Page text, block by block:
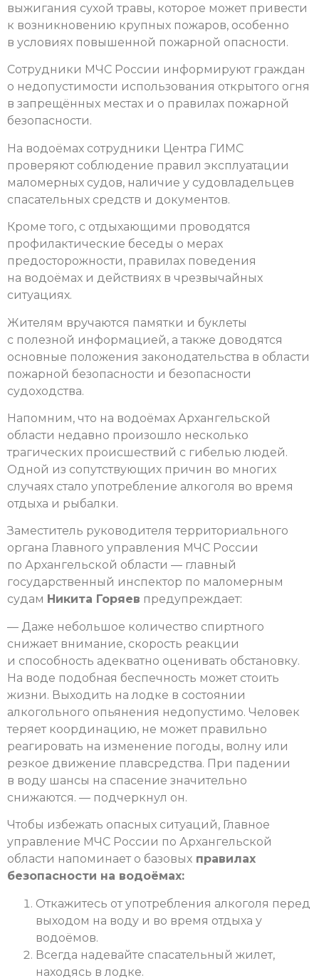
выжигания сухой травы, которое может привести
к возникновению крупных пожаров, особенно
в условиях повышенной пожарной опасности.
Сотрудники МЧС России информируют граждан
о недопустимости использования открытого огня
в запрещённых местах и о правилах пожарной
безопасности.
На водоёмах сотрудники Центра ГИМС
проверяют соблюдение правил эксплуатации
маломерных судов, наличие у судовладельцев
спасательных средств и документов.
Кроме того, с отдыхающими проводятся
профилактические беседы о мерах
предосторожности, правилах поведения
на водоёмах и действиях в чрезвычайных
ситуациях.
Жителям вручаются памятки и буклеты
с полезной информацией, а также доводятся
основные положения законодательства в области
пожарной безопасности и безопасности
судоходства.
Напомним, что на водоёмах Архангельской
области недавно произошло несколько
трагических происшествий с гибелью людей.
Одной из сопутствующих причин во многих
случаях стало употребление алкоголя во время
отдыха и рыбалки.
Заместитель руководителя территориального
органа Главного управления МЧС России
по Архангельской области — главный
государственный инспектор по маломерным
судам Никита Горяев предупреждает:
— Даже небольшое количество спиртного
снижает внимание, скорость реакции
и способность адекватно оценивать обстановку.
На воде подобная беспечность может стоить
жизни. Выходить на лодке в состоянии
алкогольного опьянения недопустимо. Человек
теряет координацию, не может правильно
реагировать на изменение погоды, волну или
резкое движение плавсредства. При падении
в воду шансы на спасение значительно
снижаются. — подчеркнул он.
Чтобы избежать опасных ситуаций, Главное
управление МЧС России по Архангельской
области напоминает о базовых правилах
безопасности на водоёмах:
Откажитесь от употребления алкоголя перед
выходом на воду и во время отдыха у
водоёмов.
Всегда надевайте спасательный жилет,
находясь в лодке.